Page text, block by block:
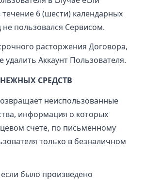
6 (шести) календарных
пользовался Сервисом.
расторжения Договора,
удалить Аккаунт Пользователя.
СРЕДСТВ
неиспользованные
информация о которых
счете, по письменному
только в безналичном
если было произведено